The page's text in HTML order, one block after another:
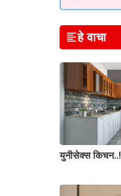
हे वाचा
युनीसेक्स किचन..!